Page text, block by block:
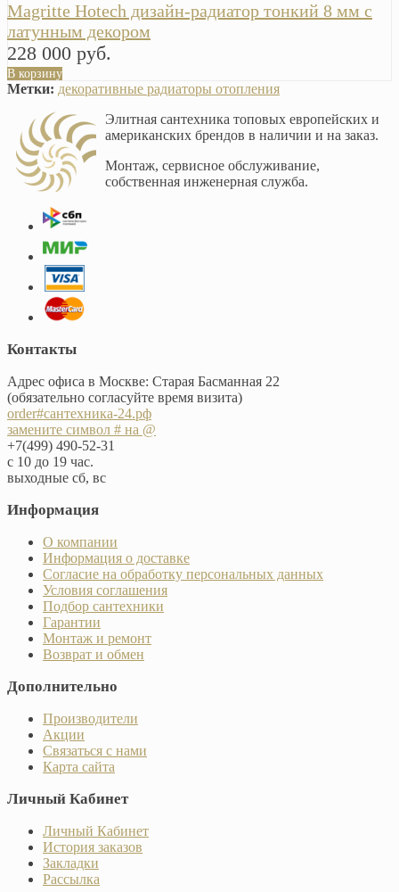
Magritte Hotech дизайн-радиатор тонкий 8 мм с
латунным декором
228 000 руб.
В корзину
Метки: декоративные радиаторы отопления
Элитная сантехника топовых европейских и
американских брендов в наличии и на заказ.
Монтаж, сервисное обслуживание,
собственная инженерная служба.
Контакты
Адрес офиса в Москве: Старая Басманная 22
(обязательно согласуйте время визита)
order#сантехника-24.рф
замените символ # на @
+7(499) 490-52-31
с 10 до 19 час.
выходные сб, вс
Информация
О компании
Информация о доставке
Согласие на обработку персональных данных
Условия соглашения
Подбор сантехники
Гарантии
Монтаж и ремонт
Возврат и обмен
Дополнительно
Производители
Акции
Связаться с нами
Карта сайта
Личный Кабинет
Личный Кабинет
История заказов
Закладки
Рассылка